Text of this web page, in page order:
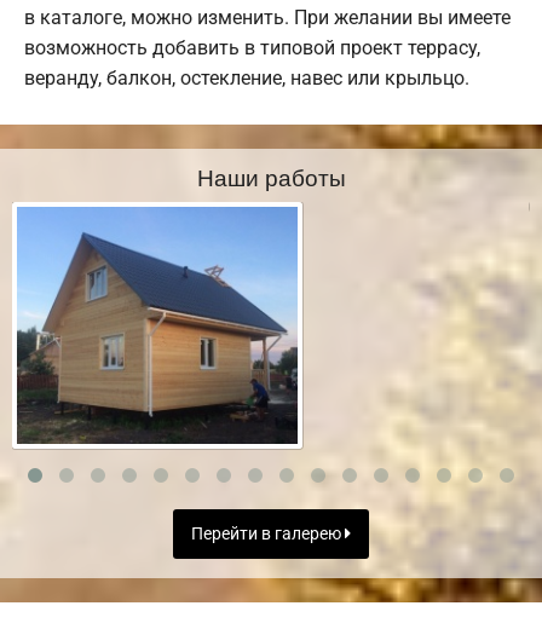
в каталоге, можно изменить. При желании вы имеете
возможность добавить в типовой проект террасу,
веранду, балкон, остекление, навес или крыльцо.
Наши работы
Перейти в галерею